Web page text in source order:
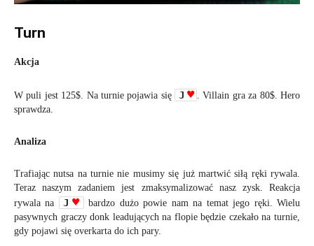
Turn
Akcja
W puli jest 125$. Na turnie pojawia się J
. Villain gra za 80$. Hero
sprawdza.
Analiza
Trafiając nutsa na turnie nie musimy się już martwić siłą ręki rywala.
Teraz naszym zadaniem jest zmaksymalizować nasz zysk. Reakcja
rywala na
J
bardzo dużo powie nam na temat jego ręki. Wielu
pasywnych graczy donk leadujących na flopie będzie czekało na turnie,
gdy pojawi się overkarta do ich pary.